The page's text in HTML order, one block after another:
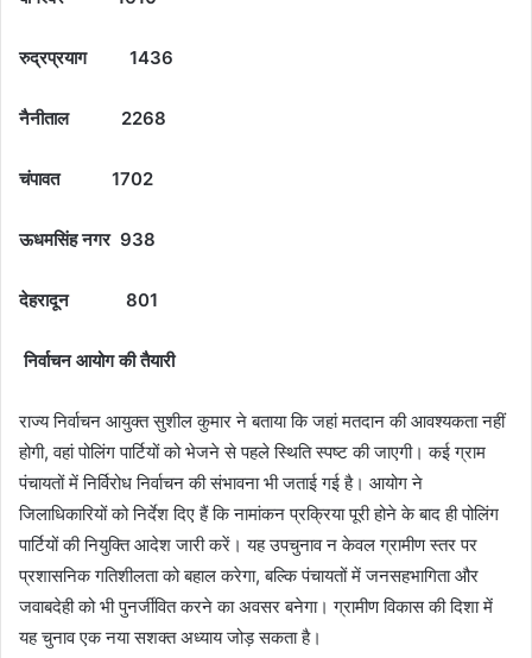
रुद्रप्रयाग 1436
नैनीताल 2268
चंपावत 1702
ऊधमसिंह नगर 938
देहरादून 801
निर्वाचन आयोग की तैयारी
राज्य निर्वाचन आयुक्त सुशील कुमार ने बताया कि जहां मतदान की आवश्यकता नहीं
होगी, वहां पोलिंग पार्टियों को भेजने से पहले स्थिति स्पष्ट की जाएगी। कई ग्राम
पंचायतों में निर्विरोध निर्वाचन की संभावना भी जताई गई है। आयोग ने
जिलाधिकारियों को निर्देश दिए हैं कि नामांकन प्रक्रिया पूरी होने के बाद ही पोलिंग
पार्टियों की नियुक्ति आदेश जारी करें। यह उपचुनाव न केवल ग्रामीण स्तर पर
प्रशासनिक गतिशीलता को बहाल करेगा, बल्कि पंचायतों में जनसहभागिता और
जवाबदेही को भी पुनर्जीवित करने का अवसर बनेगा। ग्रामीण विकास की दिशा में
यह चुनाव एक नया सशक्त अध्याय जोड़ सकता है।